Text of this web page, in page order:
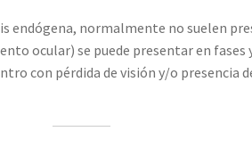
endógena, normalmente no suelen
ocular) se puede presentar en fases
con pérdida de visión y/o presencia